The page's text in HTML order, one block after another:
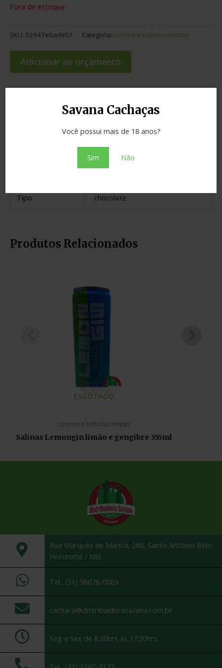
Savana Cachaças
Você possui mais de 18 anos?
Sim Não
Fora de estoque
SKU: 52947e0ade57 Categoria: Licores e bebidas mistas
Adicionar ao orçamento
Informação adicional
Harmonia
Tipo
chocolate
Produtos Relacionados
ESGOTADO
Licores e bebidas mistas
Salinas Lemongin limão e gengibre 355ml
Rua Marquês de Maricá, 286, Santo Antônio Belo
Horizonte / MG
Tel.: (31) 98678-0063
cachaca@distribuidorasavana.com.br
Seg a Sex de 8:30hrs ás 17:30hrs